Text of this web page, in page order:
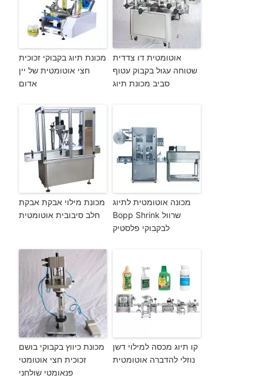
אוטומטית דו צדדית
שטוחה עגול בקבוק עטוף
סביב מכונת תיוג
מכונת תיוג בקבוקי זכוכית
חצי אוטומטית של יין
אדום
מכונה אוטומטית לתיוג
שרוול Bopp Shrink
לבקבוקי פלסטיק
מכונת מילוי אבקת אבקת
חלב סיבובית אוטומטית
קו תיוג מכסה למילוי דשן
נוזלי להדברה אוטומטית
מכונת כיווץ בקבוקי בושם
זכוכית חצי אוטומטי
פנאומטי שולחני